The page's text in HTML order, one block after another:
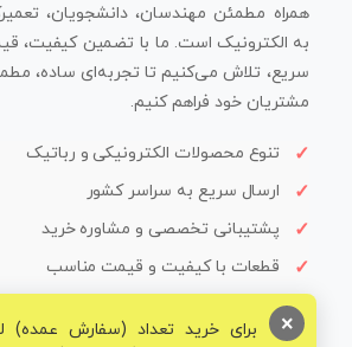
همراه مطمئن مهندسان، دانشجویان،
به الکترونیک است. ما با تضمین کیفیت،
سریع، تلاش می‌کنیم تا تجربه‌ای ساده،
مشتریان خود فراهم کنیم.
تنوع محصولات الکترونیکی و رباتیک
ارسال سریع به سراسر کشور
پشتیبانی تخصصی و مشاوره خرید
قطعات با کیفیت و قیمت مناسب
برای خرید تعداد (سفارش عمده)
×